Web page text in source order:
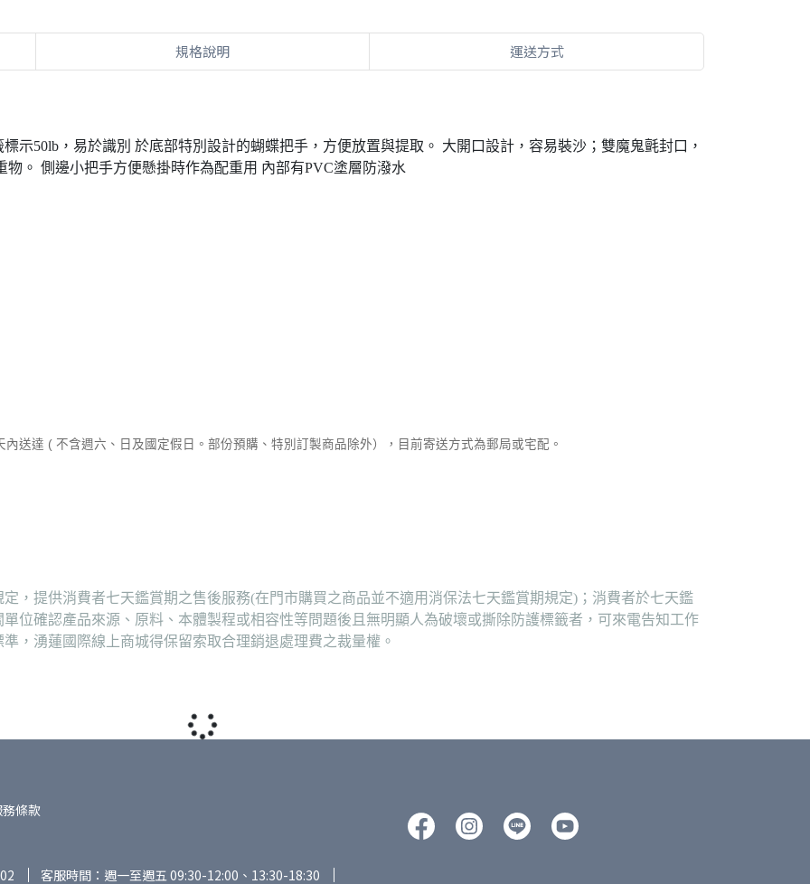
規格說明 運送方式
示50lb，易於識別 於底部特別設計的蝴蝶把手，方便放置與提取。 大開口設計，容易裝沙；雙魔鬼氈封口，
。 側邊小把手方便懸掛時作為配重用 內部有PVC塗層防潑水
送達 ( 不含週六、日及國定假日。部份預購、特別訂製商品除外），目前寄送方式為郵局或宅配。
，提供消費者七天鑑賞期之售後服務(在門市購買之商品並不適用消保法七天鑑賞期規定)；消費者於七天鑑
位確認產品來源、原料、本體製程或相容性等問題後且無明顯人為破壞或撕除防護標籤者，可來電告知工作
，湧蓮國際線上商城得保留索取合理銷退處理費之裁量權。
條款
客服時間：週一至週五 09:30-12:00、13:30-18:30